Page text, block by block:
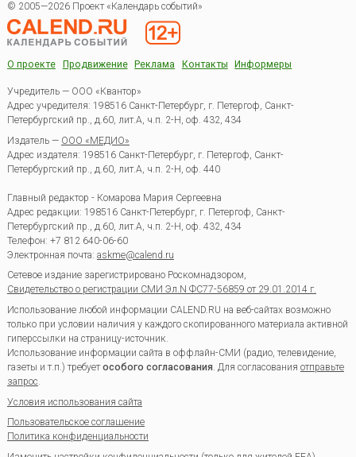
© 2005—2026 Проект «Календарь событий»
О проекте Продвижение Реклама Контакты Информеры
Учредитель — ООО «Квантор»
Адрес учредителя: 198516 Санкт-Петербург, г. Петергоф, Санкт-
Петербургский пр., д.60, лит.А, ч.п. 2-Н, оф. 432, 434
Издатель — ООО «МЕДИО»
Адрес издателя: 198516 Санкт-Петербург, г. Петергоф, Санкт-
Петербургский пр., д.60, лит.А, ч.п. 2-Н, оф. 440
Главный редактор - Комарова Мария Сергеевна
Адрес редакции: 198516 Санкт-Петербург, г. Петергоф, Санкт-
Петербургский пр., д.60, лит.А, ч.п. 2-Н, оф. 432, 434
Телефон: +7 812 640-06-60
Электронная почта: askme@calend.ru
Сетевое издание зарегистрировано Роскомнадзором,
Свидетельство о регистрации СМИ Эл.N ФС77-56859 от 29.01.2014 г.
Использование любой информации CALEND.RU на веб-сайтах возможно
только при условии наличия у каждого скопированного материала активной
гиперссылки на страницу-источник.
Использование информации сайта в оффлайн-СМИ (радио, телевидение,
газеты и т.п.) требуетособого согласования. Для согласования отправьте
запрос.
Условия использования сайта
Пользовательское соглашение
Политика конфиденциальности